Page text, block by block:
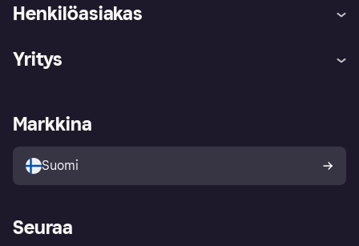
Henkilöasiakas
Kirjaudu sisään
Tutustu kauppoihin
Ostajan turva
Yritys
Kirjaudu sisään yrityksenä
Markkina
Suomi
Seuraa